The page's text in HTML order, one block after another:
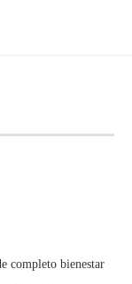
completo bienestar